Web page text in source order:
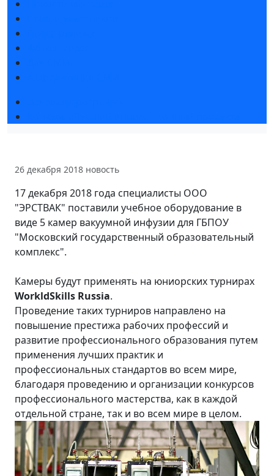
26 декабря 2018 новость
17 декабря 2018 года специалисты ООО
"ЭРСТВАК" поставили учебное оборудование в
виде 5 камер вакуумной инфузии для ГБПОУ
"Московский государственный образовательный
комплекс".
Камеры будут применять на юниорских турнирах
WorkldSkills Russia.
Проведение таких турниров направлено на
повышение престижа рабочих профессий и
развитие профессионального образования путем
применения лучших практик и
профессиональных стандартов во всем мире,
благодаря проведению и организации конкурсов
профессионального мастерства, как в каждой
отдельной стране, так и во всем мире в целом.